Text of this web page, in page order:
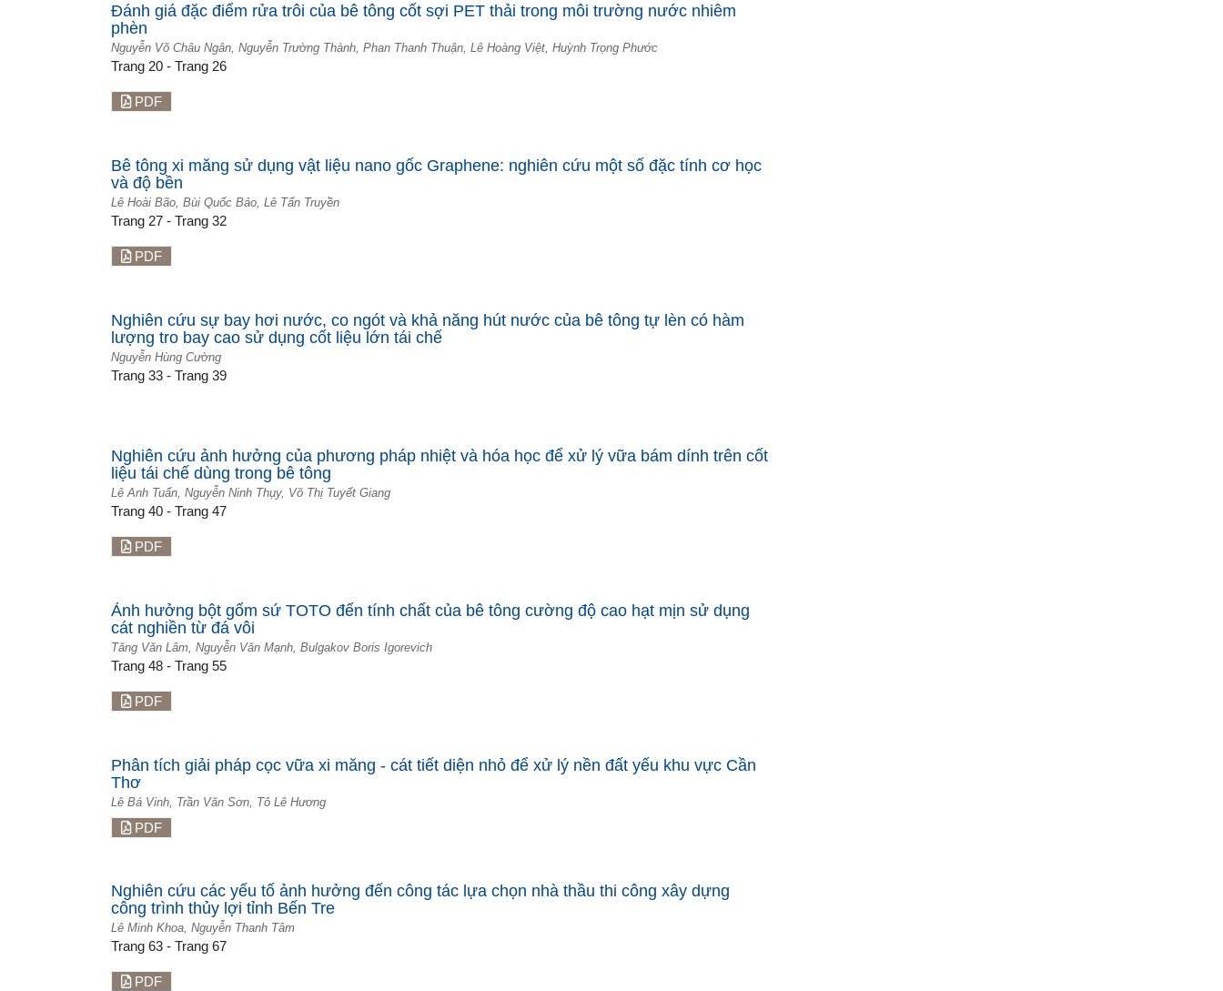
Đánh giá đặc điểm rửa trôi của bê tông cốt sợi PET thải trong môi trường nước nhiễm
phèn
Nguyễn Võ Châu Ngân, Nguyễn Trường Thành, Phan Thanh Thuận, Lê Hoàng Việt, Huỳnh Trọng Phước
Trang 20 - Trang 26
PDF
Bê tông xi măng sử dụng vật liệu nano gốc Graphene: nghiên cứu một số đặc tính cơ học
và độ bền
Lê Hoài Bão, Bùi Quốc Bảo, Lê Tấn Truyền
Trang 27 - Trang 32
PDF
Nghiên cứu sự bay hơi nước, co ngót và khả năng hút nước của bê tông tự lèn có hàm
lượng tro bay cao sử dụng cốt liệu lớn tái chế
Nguyễn Hùng Cường
Trang 33 - Trang 39
Nghiên cứu ảnh hưởng của phương pháp nhiệt và hóa học để xử lý vữa bám dính trên cốt
liệu tái chế dùng trong bê tông
Lê Anh Tuấn, Nguyễn Ninh Thụy, Võ Thị Tuyết Giang
Trang 40 - Trang 47
PDF
Ảnh hưởng bột gốm sứ TOTO đến tính chất của bê tông cường độ cao hạt mịn sử dụng
cát nghiền từ đá vôi
Tăng Văn Lâm, Nguyễn Văn Mạnh, Bulgakov Boris Igorevich
Trang 48 - Trang 55
PDF
Phân tích giải pháp cọc vữa xi măng - cát tiết diện nhỏ để xử lý nền đất yếu khu vực Cần
Thơ
Lê Bá Vinh, Trần Văn Sơn, Tô Lê Hương
PDF
Nghiên cứu các yếu tố ảnh hưởng đến công tác lựa chọn nhà thầu thi công xây dựng
công trình thủy lợi tỉnh Bến Tre
Lê Minh Khoa, Nguyễn Thanh Tâm
Trang 63 - Trang 67
PDF